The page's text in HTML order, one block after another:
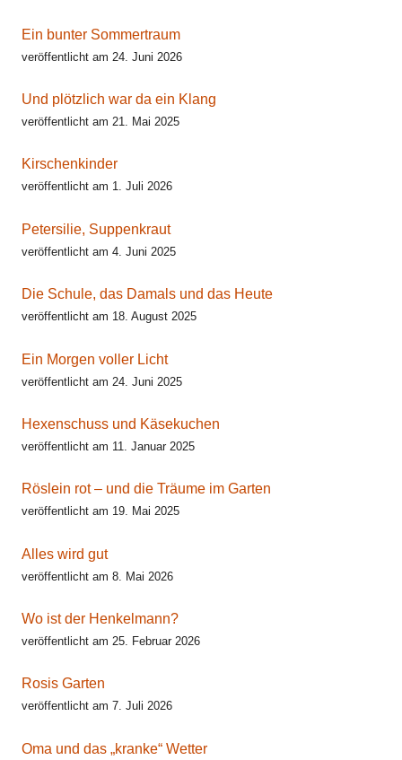
Ein bunter Sommertraum
veröffentlicht am 24. Juni 2026
Und plötzlich war da ein Klang
veröffentlicht am 21. Mai 2025
Kirschenkinder
veröffentlicht am 1. Juli 2026
Petersilie, Suppenkraut
veröffentlicht am 4. Juni 2025
Die Schule, das Damals und das Heute
veröffentlicht am 18. August 2025
Ein Morgen voller Licht
veröffentlicht am 24. Juni 2025
Hexenschuss und Käsekuchen
veröffentlicht am 11. Januar 2025
Röslein rot – und die Träume im Garten
veröffentlicht am 19. Mai 2025
Alles wird gut
veröffentlicht am 8. Mai 2026
Wo ist der Henkelmann?
veröffentlicht am 25. Februar 2026
Rosis Garten
veröffentlicht am 7. Juli 2026
Oma und das „kranke“ Wetter